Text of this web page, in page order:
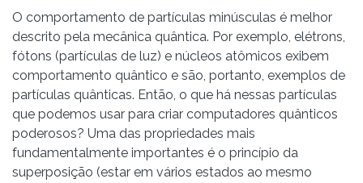
O comportamento de partículas minúsculas é melhor
descrito pela mecânica quântica. Por exemplo, elétrons,
fótons (partículas de luz) e núcleos atômicos exibem
comportamento quântico e são, portanto, exemplos de
partículas quânticas. Então, o que há nessas partículas
que podemos usar para criar computadores quânticos
poderosos? Uma das propriedades mais
fundamentalmente importantes é o princípio da
superposição (estar em vários estados ao mesmo